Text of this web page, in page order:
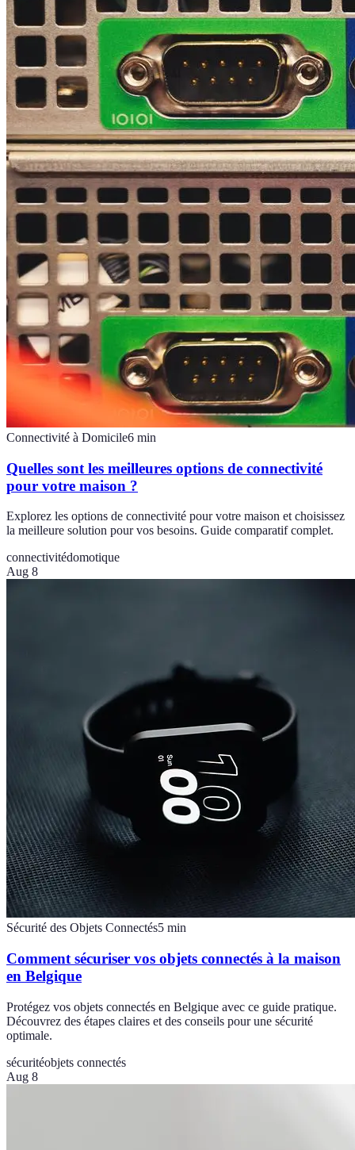
Connectivité à Domicile6 min
Quelles sont les meilleures options de connectivité
pour votre maison ?
Explorez les options de connectivité pour votre maison et choisissez
la meilleure solution pour vos besoins. Guide comparatif complet.
connectivitédomotique
Aug 8
Sécurité des Objets Connectés5 min
Comment sécuriser vos objets connectés à la maison
en Belgique
Protégez vos objets connectés en Belgique avec ce guide pratique.
Découvrez des étapes claires et des conseils pour une sécurité
optimale.
sécuritéobjets connectés
Aug 8